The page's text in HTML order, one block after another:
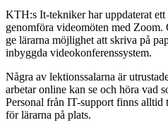
KTH:s It-tekniker har uppdaterat
genomföra videomöten med
ge lärarna möjlighet att skriva på
inbyggda videokonferenssystem.
Några av lektionssalarna är
arbetar online kan se och höra vad
Personal från IT-support finns alltid
för lärarna på plats.